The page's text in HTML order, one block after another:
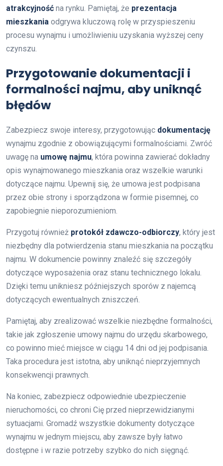
atrakcyjność na rynku. Pamiętaj, że prezentacja
mieszkania odgrywa kluczową rolę w przyspieszeniu
procesu wynajmu i umożliwieniu uzyskania wyższej ceny
czynszu.
Przygotowanie dokumentacji i
formalności najmu, aby uniknąć
błędów
Zabezpiecz swoje interesy, przygotowując dokumentację
wynajmu zgodnie z obowiązującymi formalnościami. Zwróć
uwagę na umowę najmu, która powinna zawierać dokładny
opis wynajmowanego mieszkania oraz wszelkie warunki
dotyczące najmu. Upewnij się, że umowa jest podpisana
przez obie strony i sporządzona w formie pisemnej, co
zapobiegnie nieporozumieniom.
Przygotuj również protokół zdawczo-odbiorczy, który jest
niezbędny dla potwierdzenia stanu mieszkania na początku
najmu. W dokumencie powinny znaleźć się szczegóły
dotyczące wyposażenia oraz stanu technicznego lokalu.
Dzięki temu unikniesz późniejszych sporów z najemcą
dotyczących ewentualnych zniszczeń.
Pamiętaj, aby zrealizować wszelkie niezbędne formalności,
takie jak zgłoszenie umowy najmu do urzędu skarbowego,
co powinno mieć miejsce w ciągu 14 dni od jej podpisania.
Taka procedura jest istotna, aby uniknąć nieprzyjemnych
konsekwencji prawnych.
Na koniec, zabezpiecz odpowiednie ubezpieczenie
nieruchomości, co chroni Cię przed nieprzewidzianymi
sytuacjami. Gromadź wszystkie dokumenty dotyczące
wynajmu w jednym miejscu, aby zawsze były łatwo
dostępne i w razie potrzeby szybko do nich sięgnąć.